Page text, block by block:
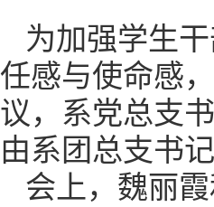
为加强学生
任感与使命感
议，系党总支
由系团总支书
会上，魏丽